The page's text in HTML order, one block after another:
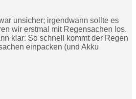
unsicher; irgendwann sollte es
wir erstmal mit Regensachen los.
klar: So schnell kommt der Regen
einpacken (und Akku